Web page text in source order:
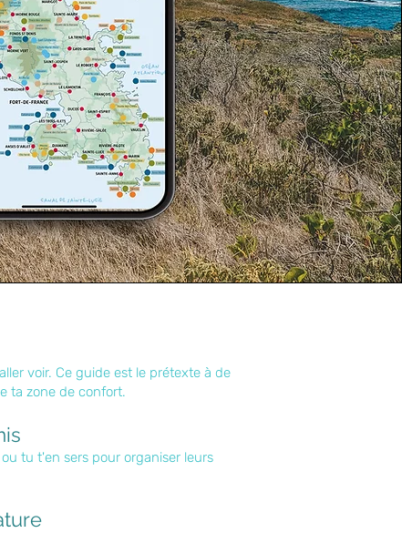
voir. Ce guide est le prétexte à de
ta zone de confort.
tu t'en sers pour organiser leurs